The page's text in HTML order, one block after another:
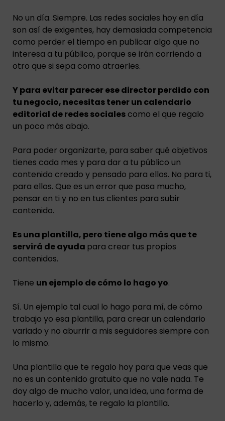
No un día. Siempre. Las redes sociales hoy en día
son así de exigentes, hay demasiada competencia
como perder el tiempo en publicar algo que no
interesa a tu público, porque se irán corriendo a
otro que si sepa como atraerles.
Y para evitar parecer ese director perdido con
tu negocio, necesitas tener un calendario
editorial de redes sociales como el que regalo
un poco más abajo.
Para poder organizarte, para saber qué objetivos
tienes cada mes y para dar a tu público un
contenido creado y pensado para ellos. No para ti,
para ellos. Que es un error que pasa mucho,
pensar en ti y no en tus clientes para subir
contenido.
Es una plantilla, pero tiene algo más que te
servirá de ayuda para crear tus propios
contenidos.
Tiene un ejemplo de cómo lo hago yo.
Sí. Un ejemplo tal cual lo hago para mí, de cómo
trabajo yo esa plantilla, para crear un calendario
variado y no aburrir a mis seguidores siempre con
lo mismo.
Una plantilla que te regalo hoy para que veas que
no es un contenido gratuito que no vale nada. Te
doy algo de mucho valor, una idea, una forma de
hacerlo y, además, te regalo la plantilla.